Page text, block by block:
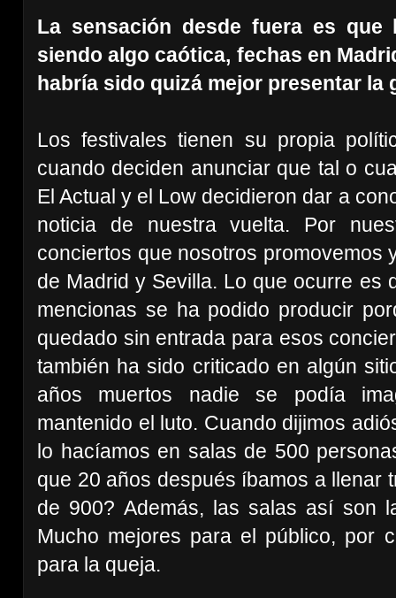
La sensación desde fuera es
siendo algo caótica, fechas en
habría sido quizá mejor presentar la
Los festivales tienen su propia
cuando deciden anunciar que tal o
El Actual y el Low decidieron dar a
noticia de nuestra vuelta. Por
conciertos que nosotros promovemos
de Madrid y Sevilla. Lo que ocurre es
mencionas se ha podido producir
quedado sin entrada para esos
también ha sido criticado en algún
años muertos nadie se podía
mantenido el luto. Cuando dijimos
lo hacíamos en salas de 500
que 20 años después íbamos a llenar
de 900? Además, las salas así son
Mucho mejores para el público, por
para la queja.